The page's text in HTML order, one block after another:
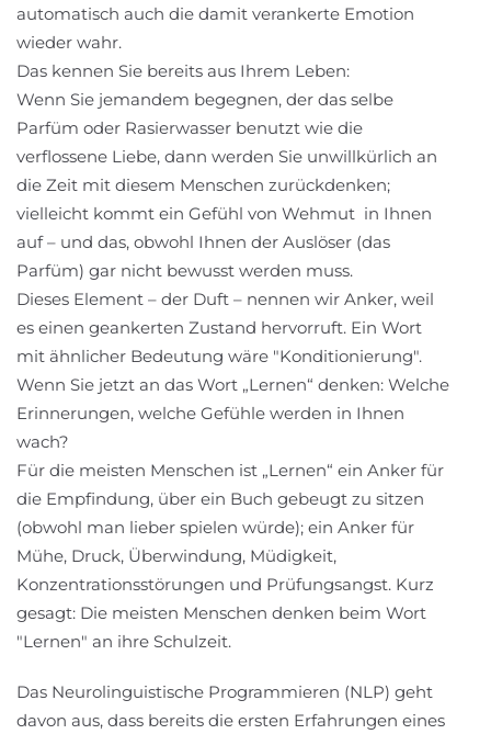
automatisch auch die damit verankerte Emotion
wieder wahr.
Das kennen Sie bereits aus Ihrem Leben:
Wenn Sie jemandem begegnen, der das selbe
Parfüm oder Rasierwasser benutzt wie die
verflossene Liebe, dann werden Sie unwillkürlich an
die Zeit mit diesem Menschen zurückdenken;
vielleicht kommt ein Gefühl von Wehmut in Ihnen
auf – und das, obwohl Ihnen der Auslöser (das
Parfüm) gar nicht bewusst werden muss.
Dieses Element – der Duft – nennen wir Anker, weil
es einen geankerten Zustand hervorruft. Ein Wort
mit ähnlicher Bedeutung wäre "Konditionierung".
Wenn Sie jetzt an das Wort „Lernen“ denken: Welche
Erinnerungen, welche Gefühle werden in Ihnen
wach?
Für die meisten Menschen ist „Lernen“ ein Anker für
die Empfindung, über ein Buch gebeugt zu sitzen
(obwohl man lieber spielen würde); ein Anker für
Mühe, Druck, Überwindung, Müdigkeit,
Konzentrationsstörungen und Prüfungsangst. Kurz
gesagt: Die meisten Menschen denken beim Wort
"Lernen" an ihre Schulzeit.
Das Neurolinguistische Programmieren (NLP) geht
davon aus, dass bereits die ersten Erfahrungen eines